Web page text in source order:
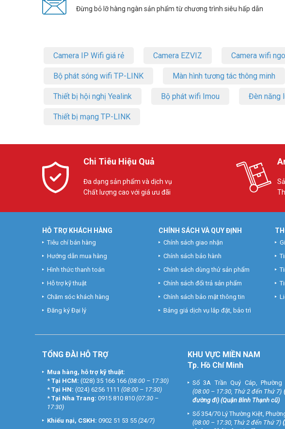
Đừng bỏ lỡ hàng ngàn sản phẩm từ chương trình siêu hấp dẫn
Camera IP Wifi giá rẻ Camera EZVIZ Camera wifi
Bộ phát sóng wifi TP-LINK Màn hình tương tác thông minh
Thiết bị hội nghị Yealink Bộ phát wifi Imou Đèn năng
Thiết bị mạng TP-LINK
Chi Tiêu Hiệu Quả
Đa dạng sản phẩm và dịch vụ
Chất lượng cao với giá ưu đãi
HỖ TRỢ KHÁCH HÀNG
Tiêu chí bán hàng
Hướng dẫn mua hàng
Hình thức thanh toán
Hỗ trợ kỹ thuật
Chăm sóc khách hàng
Đăng ký Đại lý
CHÍNH SÁCH VÀ QUY ĐỊNH
Chính sách giao nhận
Chính sách bảo hành
Chính sách dùng thử sản phẩm
Chính sách đổi trả sản phẩm
Chính sách bảo mật thông tin
Bảng giá dịch vụ lắp đặt, bảo trì
TỔNG ĐÀI HỖ TRỢ
Mua hàng, hỗ trợ kỹ thuật:
* Tại HCM: (028) 35 166 166 (08:00 – 17:30)
* Tại HN: (024) 6256 1111 (08:00 – 17:30)
* Tại Nha Trang: 0915 810 810 (07:30 –
17:30)
Khiếu nại, CSKH: 0902 51 53 55 (24/7)
KHU VỰC MIỀN NAM
Tp. Hồ Chí Minh
Số 3A Trần Quý Cáp, Phường
(08:00 – 17:30, Thứ 2 đến Thứ 7) (
đường đi) (Quận Bình Thạnh cũ)
Số 354/70 Lý Thường Kiệt,
(08:00 – 17:30, Thứ 2 đến Thứ 7) (